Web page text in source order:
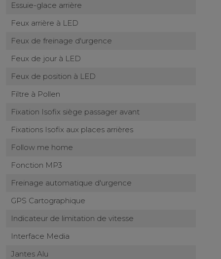
Essuie-glace arrière
Feux arrière à LED
Feux de freinage d'urgence
Feux de jour à LED
Feux de position à LED
Filtre à Pollen
Fixation Isofix siège passager avant
Fixations Isofix aux places arrières
Follow me home
Fonction MP3
Freinage automatique d'urgence
GPS Cartographique
Indicateur de limitation de vitesse
Interface Media
Jantes Alu